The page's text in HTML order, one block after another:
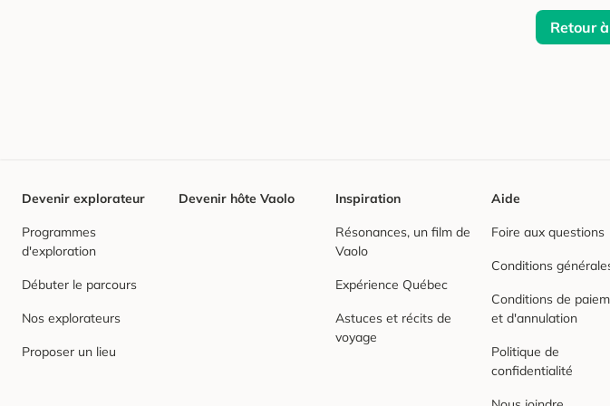
Retour
Devenir explorateur
Programmes
d'exploration
Débuter le parcours
Nos explorateurs
Proposer un lieu
Devenir hôte Vaolo Inspiration
Résonances, un film de
Vaolo
Expérience Québec
Astuces et récits de
voyage
Aide
Foire aux questions
Conditions
Conditions de
et d'annulation
Politique de
confidentialité